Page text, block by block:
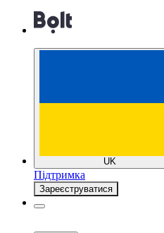
UK
Підтримка
Зареєструватися